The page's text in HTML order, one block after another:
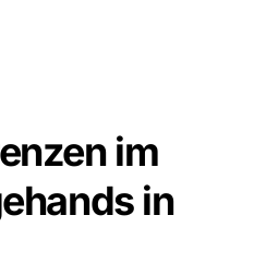
im
in